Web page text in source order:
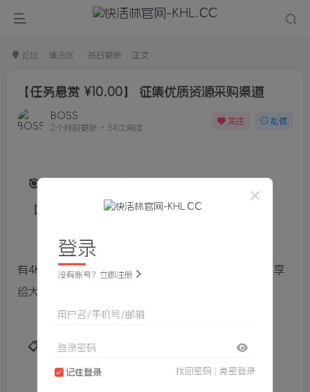
论坛 集合区 每日更新 正文
【任务悬赏 ¥10.00】 征集优质资源采购渠道
BOSS
2个月前更新 54次阅读
关注 私信
🎯 高赏金任务发布
【赏金】 ¥10.00× 10个名额
有4K高质量作品购买渠道可以分享，平台集中采购分享
给大家。
📋 任务详情
任务赏金：
登录
没有账号？立即注册
用户名/手机号/邮箱
登录密码
记住登录 找回密码 免密登录